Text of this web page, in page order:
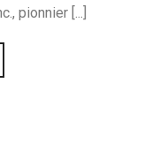
pionnier [...]